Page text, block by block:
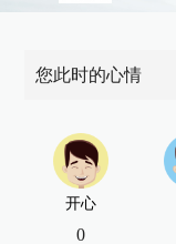
您此时的心情
开心
0